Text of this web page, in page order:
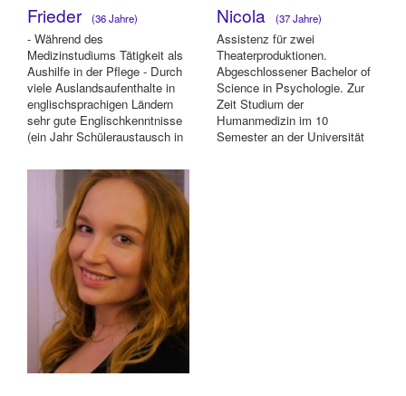
Frieder (36 Jahre)
- Während des
Medizinstudiums Tätigkeit als
Aushilfe in der Pflege - Durch
viele Auslandsaufenthalte in
englischsprachigen Ländern
sehr gute Englischkenntnisse
(ein Jahr Schüleraustausch in
Nicola (37 Jahre)
Assistenz für zwei
Theaterproduktionen.
Abgeschlossener Bachelor of
Science in Psychologie. Zur
Zeit Studium der
Humanmedizin im 10
Semester an der Universität